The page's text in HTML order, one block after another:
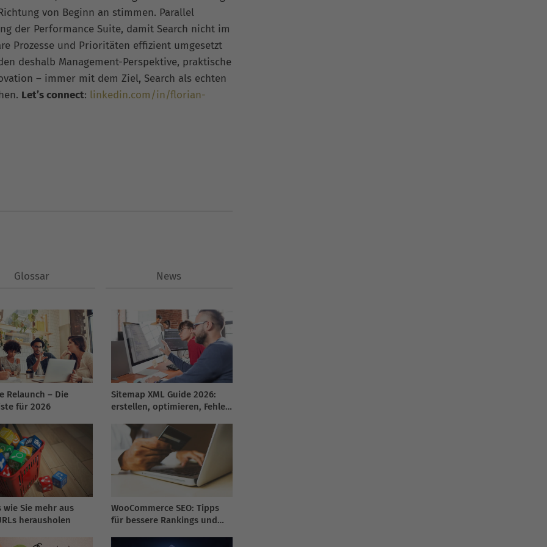
von Beginn an stimmen. Parallel
der Performance Suite, damit Search nicht im
Prozesse und Prioritäten effizient umgesetzt
deshalb Management-Perspektive, praktische
– immer mit dem Ziel, Search als echten
Let’s connect: linkedin.com/in/florian-
Glossar News
Relaunch – Die
für 2026
Sitemap XML Guide 2026:
erstellen, optimieren, Fehler
wie Sie mehr aus
herausholen
WooCommerce SEO: Tipps
für bessere Rankings und